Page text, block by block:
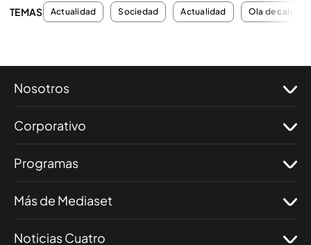
TEMAS Actualidad Sociedad Actualidad Ola de calor
Nosotros
Corporativo
Programas
Más de Mediaset
Noticias Cuatro